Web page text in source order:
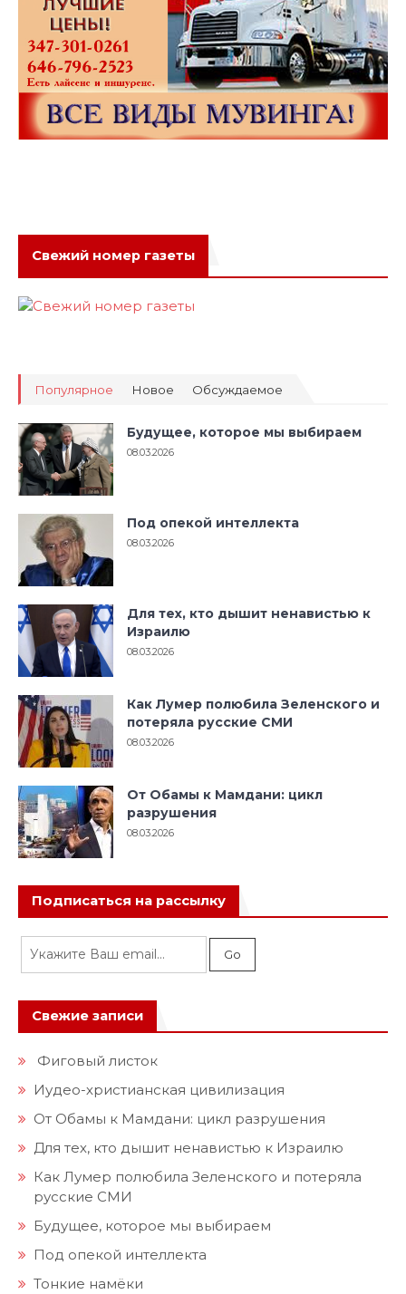
Свежий номер газеты
Популярное Новое Обсуждаемое
Будущее, которое мы выбираем
08.03.2026
Под опекой интеллекта
08.03.2026
Для тех, кто дышит ненавистью к
Израилю
08.03.2026
Как Лумер полюбила Зеленского и
потеряла русские СМИ
08.03.2026
От Обамы к Мамдани: цикл
разрушения
08.03.2026
Подписаться на рассылку
Свежие записи
Фиговый листок
Иудео-христианская цивилизация
От Обамы к Мамдани: цикл разрушения
Для тех, кто дышит ненавистью к Израилю
Как Лумер полюбила Зеленского и потеряла
русские СМИ
Будущее, которое мы выбираем
Под опекой интеллекта
Тонкие намёки